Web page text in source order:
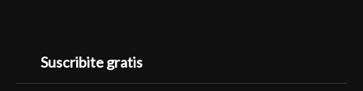
Suscribite gratis